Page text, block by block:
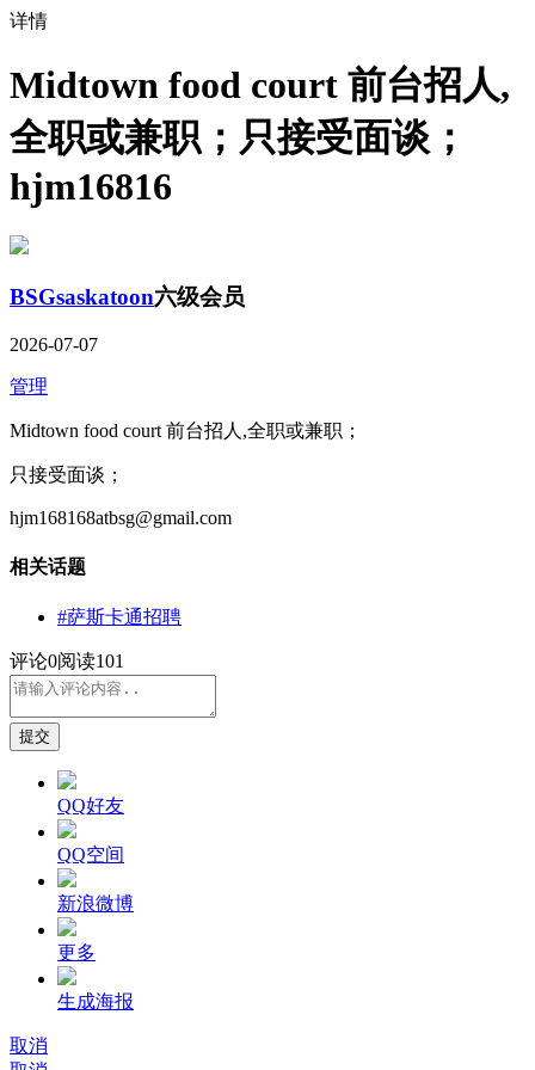
详情
Midtown food court 前台招人,
全职或兼职；只接受面谈；
hjm16816
BSGsaskatoon六级会员
2026-07-07
管理
Midtown food court 前台招人,全职或兼职；
只接受面谈；
hjm168168atbsg@gmail.com
相关话题
#萨斯卡通招聘
评论0阅读101
提交
QQ好友
QQ空间
新浪微博
更多
生成海报
取消